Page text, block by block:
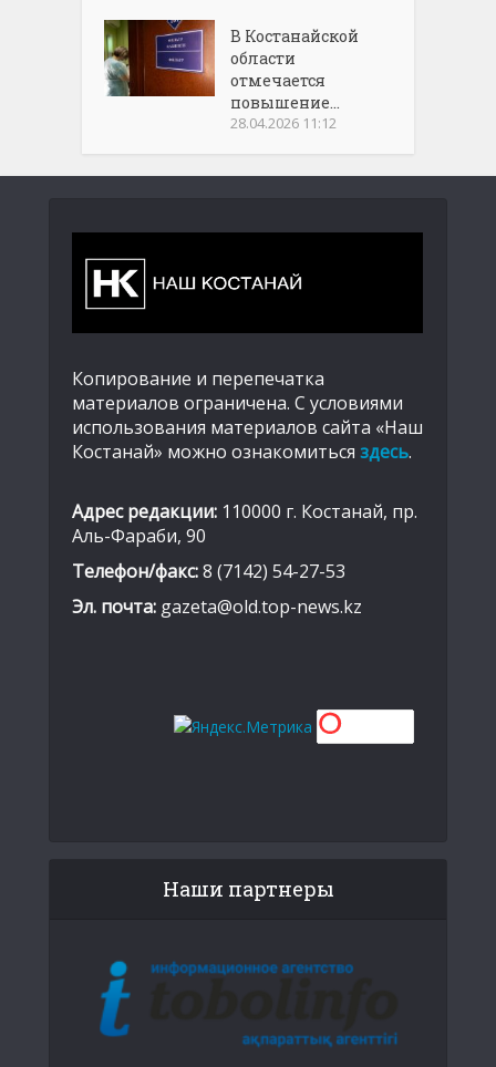
В Костанайской
области
отмечается
повышение...
28.04.2026 11:12
Копирование и перепечатка
материалов ограничена. С условиями
использования материалов сайта «Наш
Костанай» можно ознакомиться здесь.
Адрес редакции: 110000 г. Костанай, пр.
Аль-Фараби, 90
Телефон/факс:8 (7142) 54-27-53
Эл. почта: gazeta@old.top-news.kz
Наши партнеры